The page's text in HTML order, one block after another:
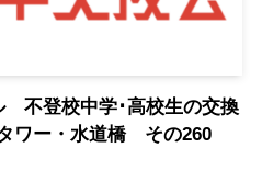
不登校中学･高校生の交換
ワー・水道橋 その260